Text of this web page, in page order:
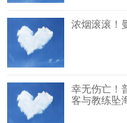
浓烟滚滚！
幸无伤亡！
客与教练坠